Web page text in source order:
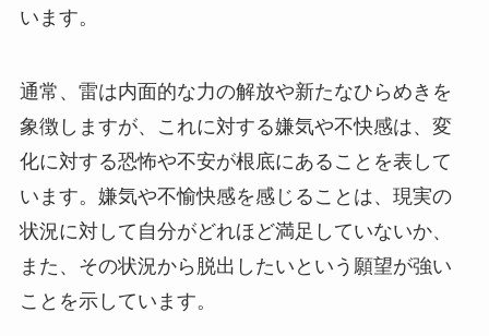
います。
通常、雷は内面的な力の解放や新たなひらめきを
象徴しますが、これに対する嫌気や不快感は、変
化に対する恐怖や不安が根底にあることを表して
います。嫌気や不愉快感を感じることは、現実の
状況に対して自分がどれほど満足していないか、
また、その状況から脱出したいという願望が強い
ことを示しています。